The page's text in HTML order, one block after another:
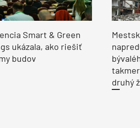
Smart & Green
ukázala, ako riešiť
budov
druhý